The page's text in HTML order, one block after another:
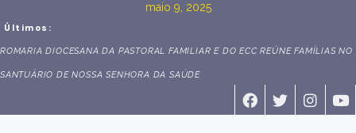
maio 9, 2025
Últimos:
ROMARIA DIOCESANA DA PASTORAL FAMILIAR E DO ECC REÚNE FAMÍLIAS NO
SANTUÁRIO DE NOSSA SENHORA DA SAÚDE